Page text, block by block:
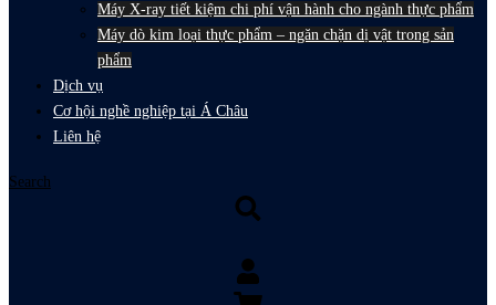
Máy X-ray tiết kiệm chi phí vận hành cho ngành thực phẩm
Máy dò kim loại thực phẩm – ngăn chặn dị vật trong sản
phẩm
Dịch vụ
Cơ hội nghề nghiệp tại Á Châu
Liên hệ
Search